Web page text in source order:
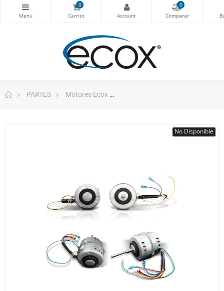
0 0
PARTES Motores Ecox
No Disponible